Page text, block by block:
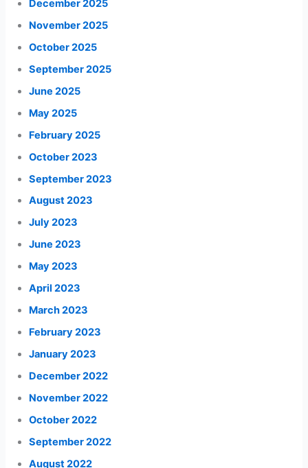
December 2025
November 2025
October 2025
September 2025
June 2025
May 2025
February 2025
October 2023
September 2023
August 2023
July 2023
June 2023
May 2023
April 2023
March 2023
February 2023
January 2023
December 2022
November 2022
October 2022
September 2022
August 2022